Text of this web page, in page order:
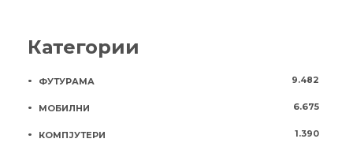
Категории
ФУТУРАМА 9.482
МОБИЛНИ 6.675
КОМПЈУТЕРИ 1.390